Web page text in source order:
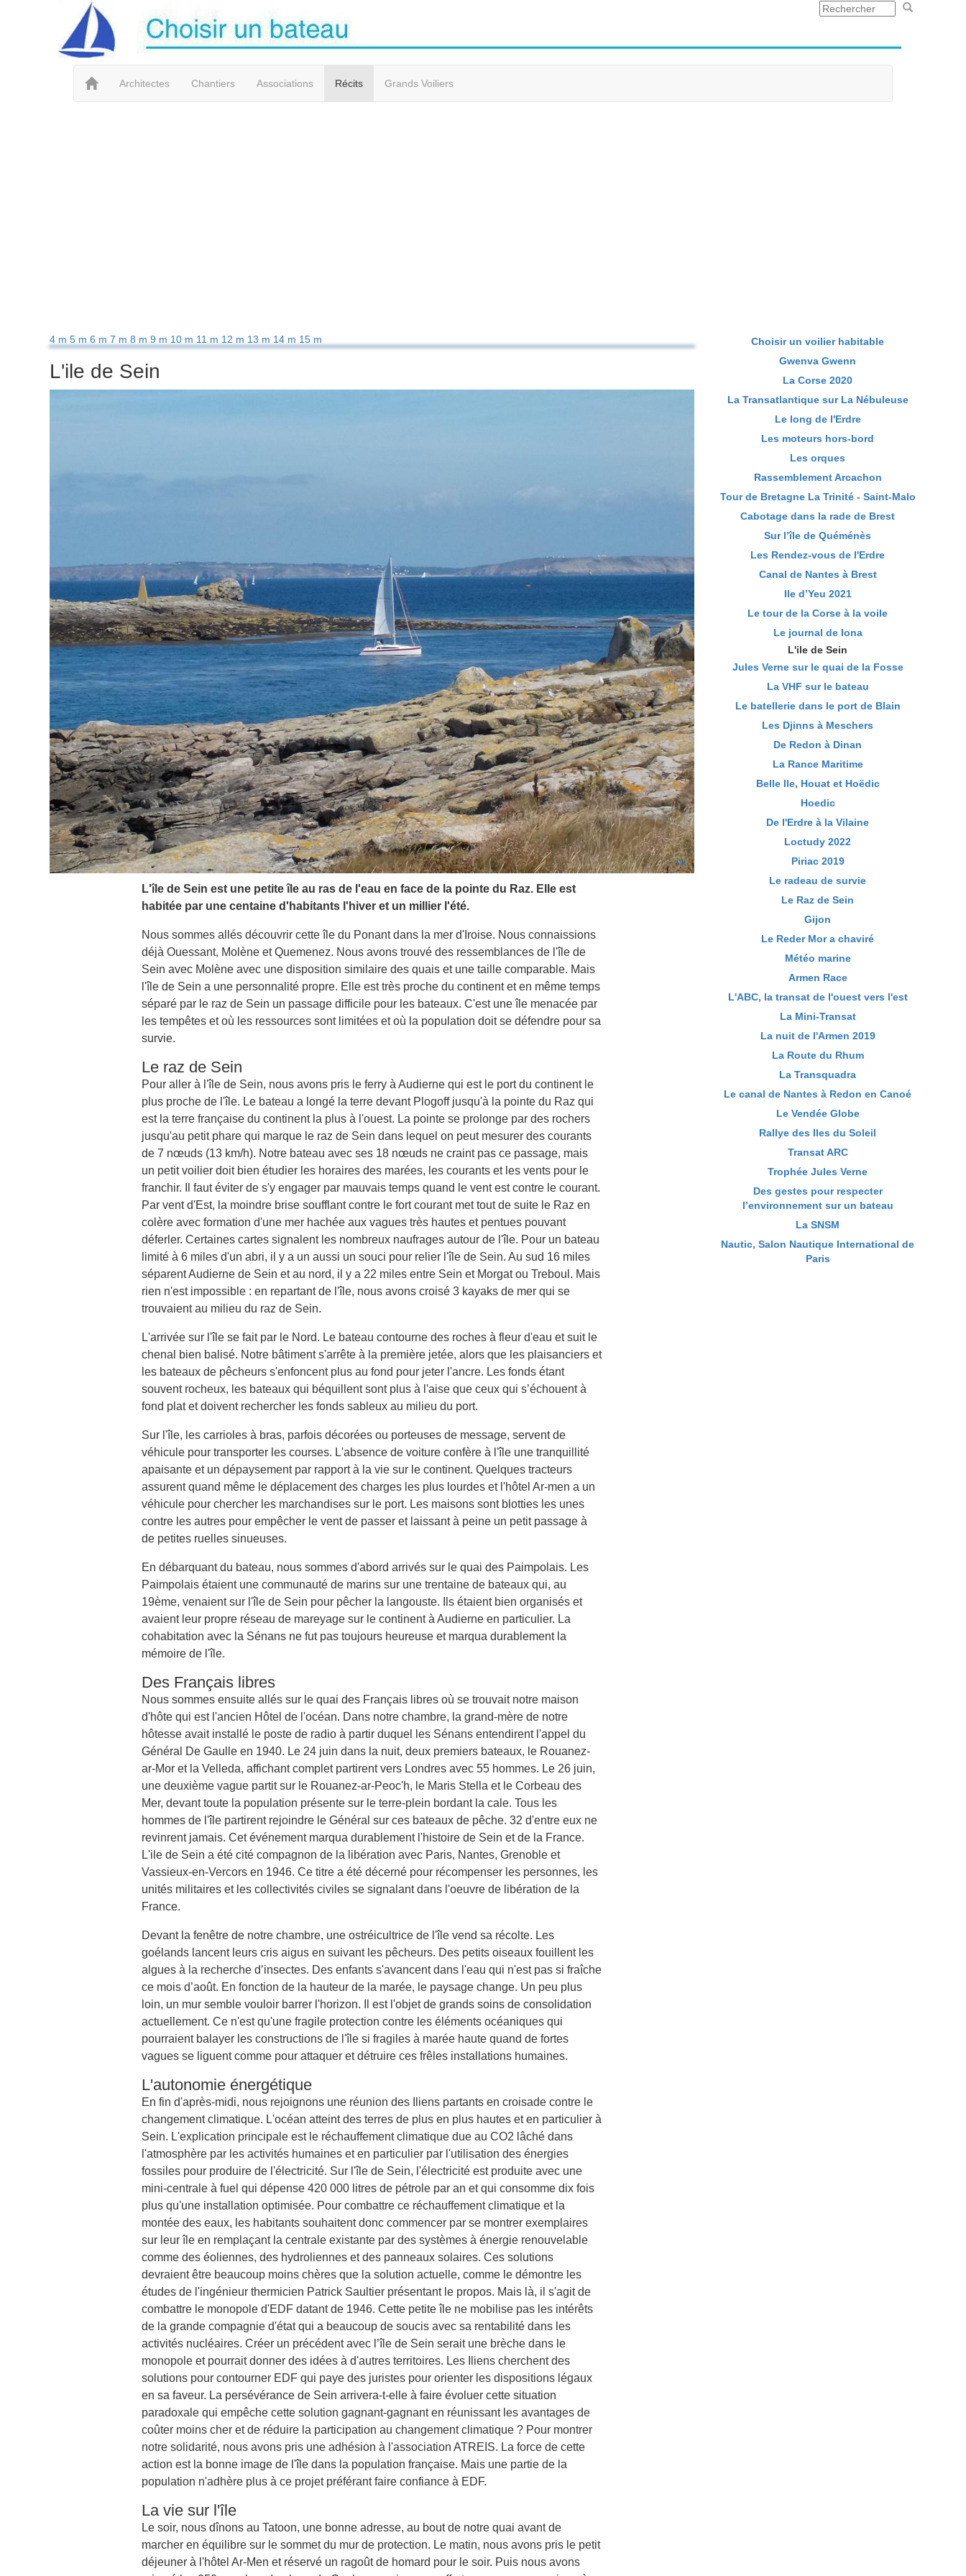
Architectes Chantiers Associations Récits Grands Voiliers
4 m 5 m 6 m 7 m 8 m 9 m 10 m 11 m 12 m 13 m 14 m 15 m
L'ile de Sein
L'île de Sein est une petite île au ras de l'eau en face de la pointe du Raz. Elle est
habitée par une centaine d'habitants l'hiver et un millier l'été.
Nous sommes allés découvrir cette île du Ponant dans la mer d'Iroise. Nous connaissions
déjà Ouessant, Molène et Quemenez. Nous avons trouvé des ressemblances de l'île de
Sein avec Molène avec une disposition similaire des quais et une taille comparable. Mais
l'île de Sein a une personnalité propre. Elle est très proche du continent et en même temps
séparé par le raz de Sein un passage difficile pour les bateaux. C'est une île menacée par
les tempêtes et où les ressources sont limitées et où la population doit se défendre pour sa
survie.
Le raz de Sein
Pour aller à l'île de Sein, nous avons pris le ferry à Audierne qui est le port du continent le
plus proche de l'île. Le bateau a longé la terre devant Plogoff jusqu'à la pointe du Raz qui
est la terre française du continent la plus à l'ouest. La pointe se prolonge par des rochers
jusqu'au petit phare qui marque le raz de Sein dans lequel on peut mesurer des courants
de 7 nœuds (13 km/h). Notre bateau avec ses 18 nœuds ne craint pas ce passage, mais
un petit voilier doit bien étudier les horaires des marées, les courants et les vents pour le
franchir. Il faut éviter de s'y engager par mauvais temps quand le vent est contre le courant.
Par vent d'Est, la moindre brise soufflant contre le fort courant met tout de suite le Raz en
colère avec formation d'une mer hachée aux vagues très hautes et pentues pouvant
déferler. Certaines cartes signalent les nombreux naufrages autour de l'île. Pour un bateau
limité à 6 miles d'un abri, il y a un aussi un souci pour relier l'île de Sein. Au sud 16 miles
séparent Audierne de Sein et au nord, il y a 22 miles entre Sein et Morgat ou Treboul. Mais
rien n'est impossible : en repartant de l'île, nous avons croisé 3 kayaks de mer qui se
trouvaient au milieu du raz de Sein.
L'arrivée sur l'île se fait par le Nord. Le bateau contourne des roches à fleur d'eau et suit le
chenal bien balisé. Notre bâtiment s'arrête à la première jetée, alors que les plaisanciers et
les bateaux de pêcheurs s'enfoncent plus au fond pour jeter l'ancre. Les fonds étant
souvent rocheux, les bateaux qui béquillent sont plus à l'aise que ceux qui s’échouent à
fond plat et doivent rechercher les fonds sableux au milieu du port.
Sur l'île, les carrioles à bras, parfois décorées ou porteuses de message, servent de
véhicule pour transporter les courses. L'absence de voiture confère à l'île une tranquillité
apaisante et un dépaysement par rapport à la vie sur le continent. Quelques tracteurs
assurent quand même le déplacement des charges les plus lourdes et l'hôtel Ar-men a un
véhicule pour chercher les marchandises sur le port. Les maisons sont blotties les unes
contre les autres pour empêcher le vent de passer et laissant à peine un petit passage à
de petites ruelles sinueuses.
En débarquant du bateau, nous sommes d'abord arrivés sur le quai des Paimpolais. Les
Paimpolais étaient une communauté de marins sur une trentaine de bateaux qui, au
19ème, venaient sur l'île de Sein pour pêcher la langouste. Ils étaient bien organisés et
avaient leur propre réseau de mareyage sur le continent à Audierne en particulier. La
cohabitation avec la Sénans ne fut pas toujours heureuse et marqua durablement la
mémoire de l'île.
Des Français libres
Nous sommes ensuite allés sur le quai des Français libres où se trouvait notre maison
d'hôte qui est l'ancien Hôtel de l'océan. Dans notre chambre, la grand-mère de notre
hôtesse avait installé le poste de radio à partir duquel les Sénans entendirent l'appel du
Général De Gaulle en 1940. Le 24 juin dans la nuit, deux premiers bateaux, le Rouanez-
ar-Mor et la Velleda, affichant complet partirent vers Londres avec 55 hommes. Le 26 juin,
une deuxième vague partit sur le Rouanez-ar-Peoc'h, le Maris Stella et le Corbeau des
Mer, devant toute la population présente sur le terre-plein bordant la cale. Tous les
hommes de l'île partirent rejoindre le Général sur ces bateaux de pêche. 32 d'entre eux ne
revinrent jamais. Cet événement marqua durablement l'histoire de Sein et de la France.
L'ile de Sein a été cité compagnon de la libération avec Paris, Nantes, Grenoble et
Vassieux-en-Vercors en 1946. Ce titre a été décerné pour récompenser les personnes, les
unités militaires et les collectivités civiles se signalant dans l'oeuvre de libération de la
France.
Devant la fenêtre de notre chambre, une ostréicultrice de l'île vend sa récolte. Les
goélands lancent leurs cris aigus en suivant les pêcheurs. Des petits oiseaux fouillent les
algues à la recherche d’insectes. Des enfants s'avancent dans l'eau qui n'est pas si fraîche
ce mois d’août. En fonction de la hauteur de la marée, le paysage change. Un peu plus
loin, un mur semble vouloir barrer l'horizon. Il est l'objet de grands soins de consolidation
actuellement. Ce n'est qu'une fragile protection contre les éléments océaniques qui
pourraient balayer les constructions de l'île si fragiles à marée haute quand de fortes
vagues se liguent comme pour attaquer et détruire ces frêles installations humaines.
L'autonomie énergétique
En fin d'après-midi, nous rejoignons une réunion des Iliens partants en croisade contre le
changement climatique. L'océan atteint des terres de plus en plus hautes et en particulier à
Sein. L'explication principale est le réchauffement climatique due au CO2 lâché dans
l'atmosphère par les activités humaines et en particulier par l'utilisation des énergies
fossiles pour produire de l'électricité. Sur l'île de Sein, l'électricité est produite avec une
mini-centrale à fuel qui dépense 420 000 litres de pétrole par an et qui consomme dix fois
plus qu'une installation optimisée. Pour combattre ce réchauffement climatique et la
montée des eaux, les habitants souhaitent donc commencer par se montrer exemplaires
sur leur île en remplaçant la centrale existante par des systèmes à énergie renouvelable
comme des éoliennes, des hydroliennes et des panneaux solaires. Ces solutions
devraient être beaucoup moins chères que la solution actuelle, comme le démontre les
études de l'ingénieur thermicien Patrick Saultier présentant le propos. Mais là, il s'agit de
combattre le monopole d'EDF datant de 1946. Cette petite île ne mobilise pas les intérêts
de la grande compagnie d'état qui a beaucoup de soucis avec sa rentabilité dans les
activités nucléaires. Créer un précédent avec l’île de Sein serait une brèche dans le
monopole et pourrait donner des idées à d'autres territoires. Les Iliens cherchent des
solutions pour contourner EDF qui paye des juristes pour orienter les dispositions légaux
en sa faveur. La persévérance de Sein arrivera-t-elle à faire évoluer cette situation
paradoxale qui empêche cette solution gagnant-gagnant en réunissant les avantages de
coûter moins cher et de réduire la participation au changement climatique ? Pour montrer
notre solidarité, nous avons pris une adhésion à l'association ATREIS. La force de cette
action est la bonne image de l'île dans la population française. Mais une partie de la
population n'adhère plus à ce projet préférant faire confiance à EDF.
La vie sur l'île
Le soir, nous dînons au Tatoon, une bonne adresse, au bout de notre quai avant de
marcher en équilibre sur le sommet du mur de protection. Le matin, nous avons pris le petit
déjeuner à l'hôtel Ar-Men et réservé un ragoût de homard pour le soir. Puis nous avons
Choisir un voilier habitable
Gwenva Gwenn
La Corse 2020
La Transatlantique sur La Nébuleuse
Le long de l'Erdre
Les moteurs hors-bord
Les orques
Rassemblement Arcachon
Tour de Bretagne La Trinité - Saint-Malo
Cabotage dans la rade de Brest
Sur l’île de Quéménès
Les Rendez-vous de l'Erdre
Canal de Nantes à Brest
Ile d’Yeu 2021
Le tour de la Corse à la voile
Le journal de Iona
L'ile de Sein
Jules Verne sur le quai de la Fosse
La VHF sur le bateau
Le batellerie dans le port de Blain
Les Djinns à Meschers
De Redon à Dinan
La Rance Maritime
Belle Ile, Houat et Hoëdic
Hoedic
De l'Erdre à la Vilaine
Loctudy 2022
Piriac 2019
Le radeau de survie
Le Raz de Sein
Gijon
Le Reder Mor a chaviré
Météo marine
Armen Race
L'ABC, la transat de l'ouest vers l'est
La Mini-Transat
La nuit de l'Armen 2019
La Route du Rhum
La Transquadra
Le canal de Nantes à Redon en Canoé
Le Vendée Globe
Rallye des Iles du Soleil
Transat ARC
Trophée Jules Verne
Des gestes pour respecter
l’environnement sur un bateau
La SNSM
Nautic, Salon Nautique International de
Paris